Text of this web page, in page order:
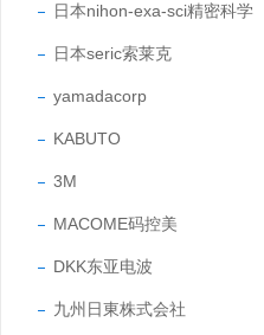
日本nihon-exa-sci精密科学
日本seric索莱克
yamadacorp
KABUTO
3M
MACOME码控美
DKK东亚电波
九州日東株式会社